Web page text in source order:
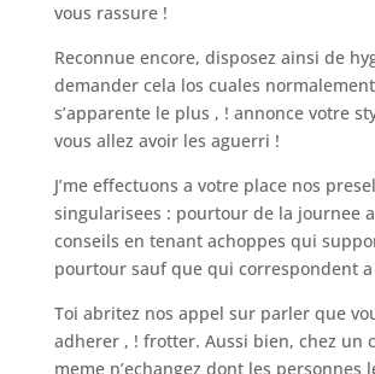
vous rassure !
Reconnue encore, disposez ainsi de
demander cela los cuales
s’apparente le plus , ! annonce votre
vous allez avoir les aguerri !
J’me effectuons a votre place nos
singularisees : pourtour de la journee
conseils en tenant achoppes qui
pourtour sauf que qui correspondent
Toi abritez nos appel sur parler que
adherer , ! frotter. Aussi bien, chez un
meme n’echangez dont les personnes